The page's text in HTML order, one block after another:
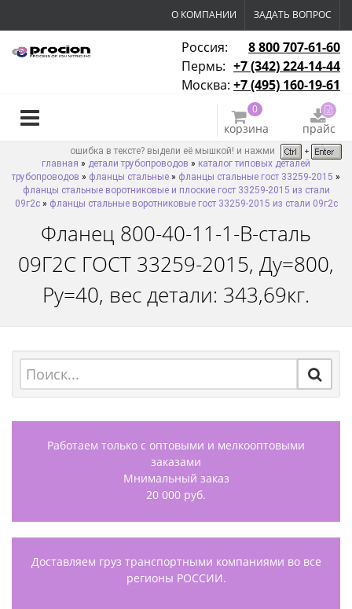
О КОМПАНИИ ЗАДАТЬ ВОПРОС
Россия:
8 800 707-61-60
Пермь: +7 (342) 224-14-44
Москва: +7 (495) 160-19-61
0
корзина прайс
ошибка в тексте? выдели её мышкой! и нажми
главная » детали трубопроводов » каталог типовых деталей
трубопроводов » фланцы стальные » фланцы стальные гост 33259-2015 »
фланцы стальные воротниковые и плоские гост 33259-2015 из стали
09г2с» фланцы стальные воротниковые гост 33259-2015 из стали 09г2с
Фланец 800-40-11-1-B-сталь
09Г2С ГОСТ 33259-2015, Ду=800,
Ру=40, вес детали: 343,69кг.
Работаем только с оптовыми и мелкооптовыми
заказами
Мнимальный заказ
20 000 руб.
Доставляем груз транспортными компаниями во все
регионы РОССИИ.